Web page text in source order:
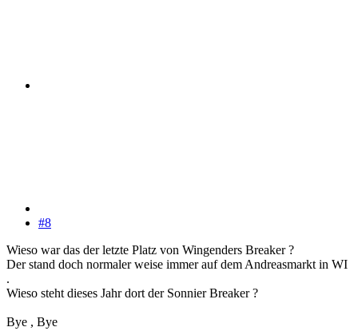
#8
Wieso war das der letzte Platz von Wingenders Breaker ?
Der stand doch normaler weise immer auf dem Andreasmarkt in WI
.
Wieso steht dieses Jahr dort der Sonnier Breaker ?
Bye , Bye